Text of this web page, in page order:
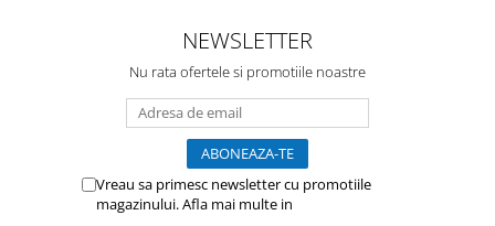
NEWSLETTER
Nu rata ofertele si promotiile noastre
Vreau sa primesc newsletter cu promotiile
magazinului. Afla mai multe in